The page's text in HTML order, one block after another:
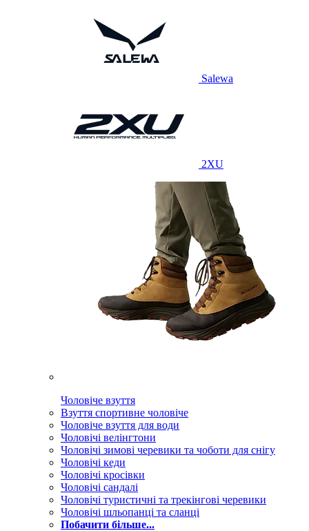
Salewa
2XU
Чоловіче взуття
Взуття спортивне чоловіче
Чоловіче взуття для води
Чоловічі велінгтони
Чоловічі зимові черевики та чоботи для снігу
Чоловічі кеди
Чоловічі кросівки
Чоловічі сандалі
Чоловічі туристичні та трекінгові черевики
Чоловічі шльопанці та сланці
Побачити більше...